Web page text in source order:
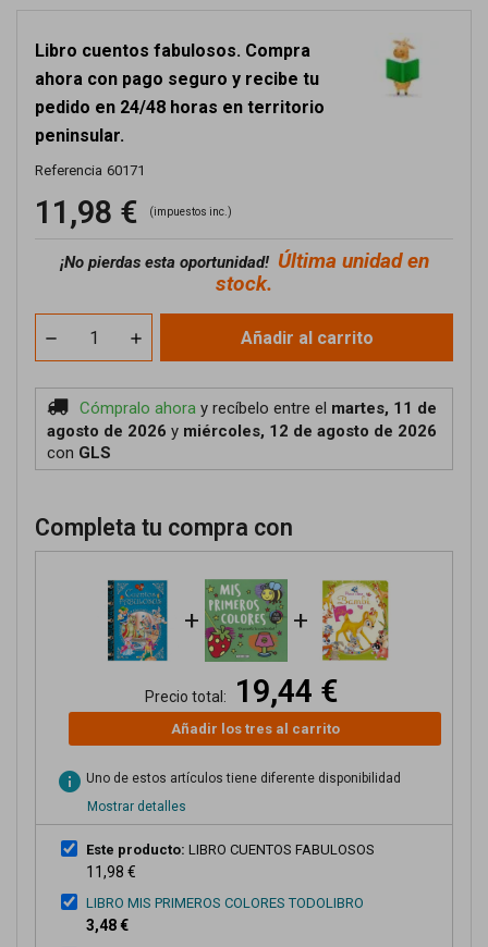
Libro cuentos fabulosos. Compra
ahora con pago seguro y recibe tu
pedido en 24/48 horas en territorio
peninsular.
Referencia 60171
11,98 € (impuestos inc.)
¡No pierdas esta oportunidad! Última unidad en
stock.
Añadir al carrito
Cómpralo ahora y recíbelo entre el martes, 11 de
agosto de 2026 y miércoles, 12 de agosto de 2026
con GLS
Completa tu compra con
+ +
Precio total: 19,44 €
Añadir los tres al carrito
info Uno de estos artículos tiene diferente disponibilidad
Mostrar detalles
Este producto: LIBRO CUENTOS FABULOSOS
11,98 €
LIBRO MIS PRIMEROS COLORES TODOLIBRO
3,48 €